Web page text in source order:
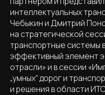
интеллектуальных
Чебыкин и Дмитрий
на стратегической
транспортные системы
эффективный элемент
отрасли» и в сессии
„умных“ дорог и
и решения в области